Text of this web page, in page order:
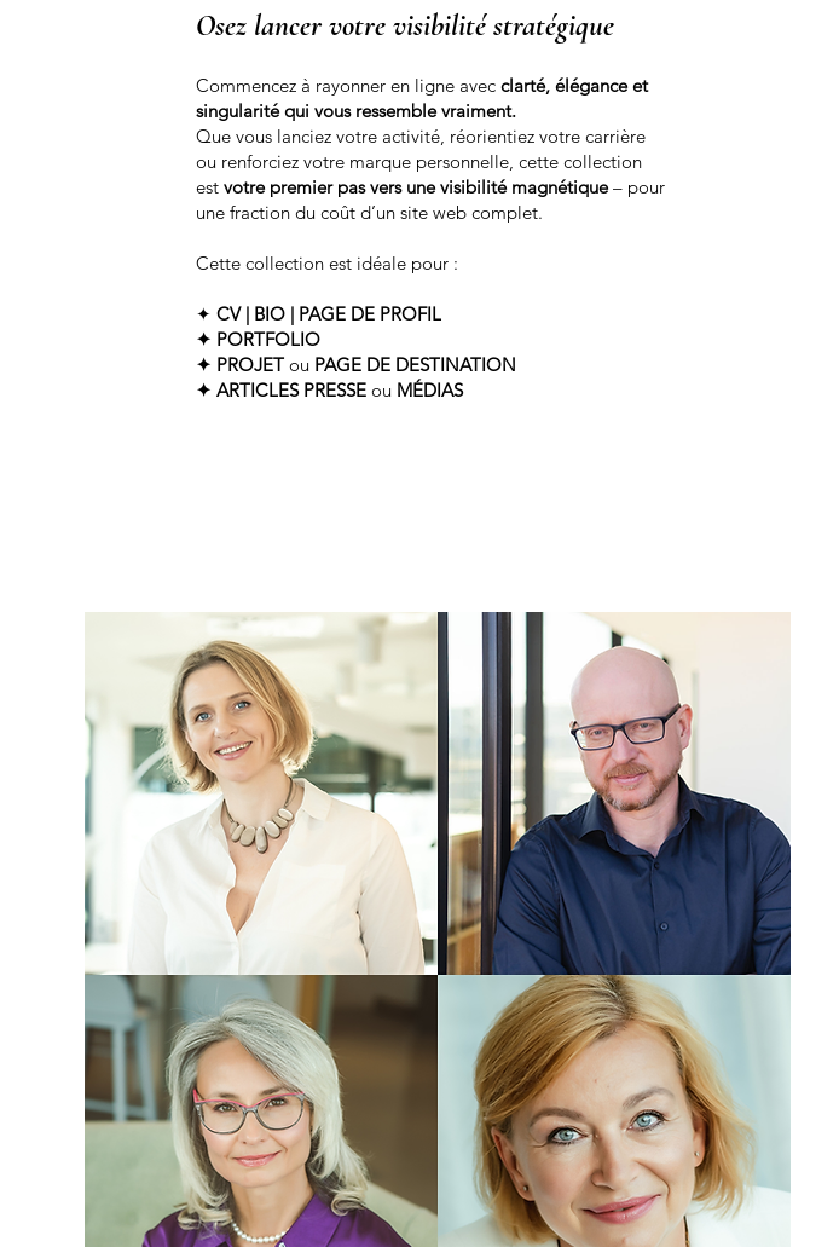
Osez lancer votre visibilité stratégique
Commencez à rayonner en ligne avecclarté, élégance et
singularité qui vous ressemble vraiment.
Que vous lanciez votre activité, réorientiez votre carrière
ou renforciez votre marque personnelle, cette collection
estvotre premier pas vers une visibilité magnétique– pour
une fraction du coût d’un site web complet.
Cette collection est idéale pour :
✦CV | BIO | PAGE DE PROFIL
✦ PORTFOLIO
✦ PROJETou PAGE DE DESTINATION
✦ ARTICLES PRESSEou MÉDIAS